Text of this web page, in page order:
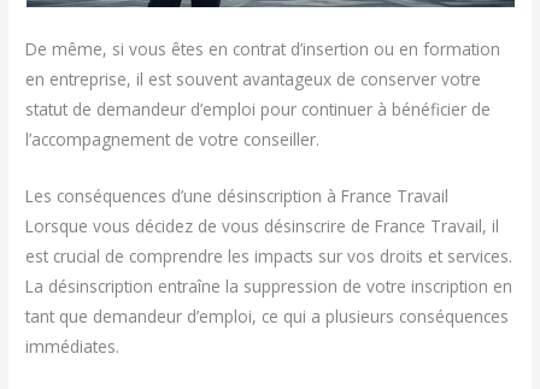
De même, si vous êtes en contrat d’insertion ou en formation
en entreprise, il est souvent avantageux de conserver votre
statut de demandeur d’emploi pour continuer à bénéficier de
l’accompagnement de votre conseiller.
Les conséquences d’une désinscription à France Travail
Lorsque vous décidez de vous désinscrire de France Travail, il
est crucial de comprendre les impacts sur vos droits et services.
La désinscription entraîne la suppression de votre inscription en
tant que demandeur d’emploi, ce qui a plusieurs conséquences
immédiates.